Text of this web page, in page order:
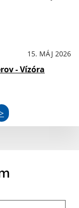
15. MÁJ 2026
- Vízóra